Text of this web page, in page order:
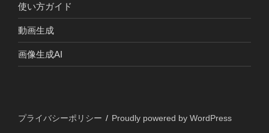
使い方ガイド
動画生成
画像生成AI
プライバシーポリシー Proudly powered by WordPress